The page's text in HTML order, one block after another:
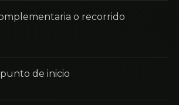
o recorrido
de inicio